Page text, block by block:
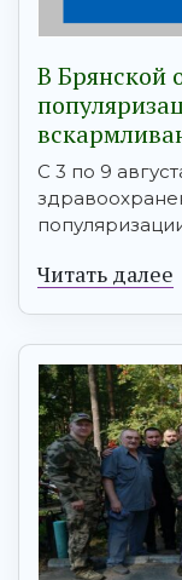
В Брянской
С 3 по 9
Читать далее